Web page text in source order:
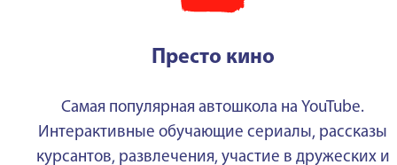
Престо кино
Самая популярная автошкола на YouTube.
Интерактивные обучающие сериалы, рассказы
курсантов, развлечения, участие в дружеских и